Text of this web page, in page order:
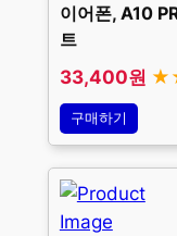
이어폰, A10
트
33,400원
구매하기